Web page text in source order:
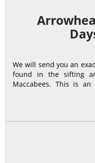
We will send you an
found in the sifting
Maccabees. This is